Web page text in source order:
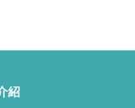
紹